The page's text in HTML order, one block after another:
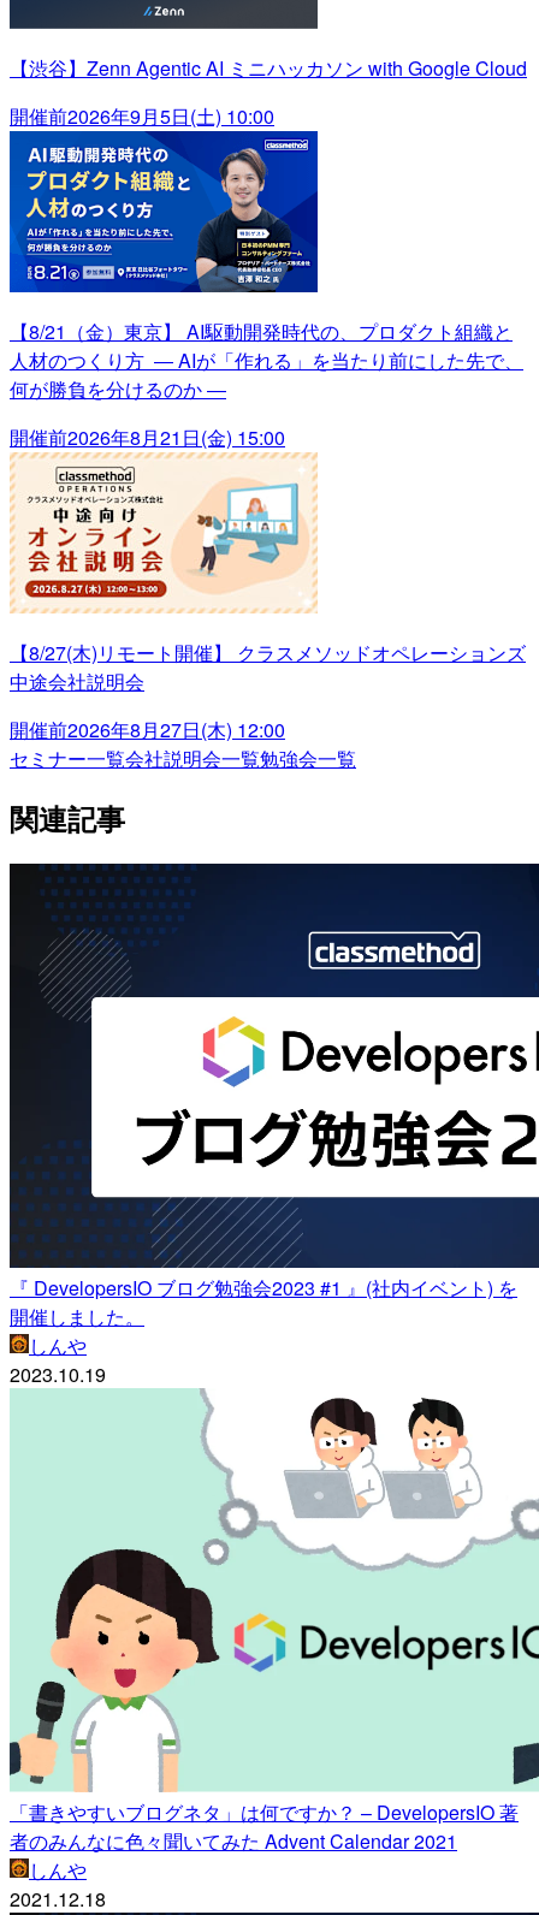
【渋谷】Zenn Agentic AI ミニハッカソン with Google Cloud
開催前2026年9月5日(土) 10:00
【8/21（金）東京】 AI駆動開発時代の、プロダクト組織と
人材のつくり方 ― AIが「作れる」を当たり前にした先で、
何が勝負を分けるのか ―
開催前2026年8月21日(金) 15:00
【8/27(木)リモート開催】 クラスメソッドオペレーションズ
中途会社説明会
開催前2026年8月27日(木) 12:00
セミナー一覧会社説明会一覧勉強会一覧
関連記事
『 DevelopersIO ブログ勉強会2023 #1 』(社内イベント) を
開催しました。
しんや
2023.10.19
「書きやすいブログネタ」は何ですか？ – DevelopersIO 著
者のみんなに色々聞いてみた Advent Calendar 2021
しんや
2021.12.18